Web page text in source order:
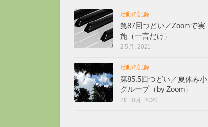
活動の記録
第87回つどい／Zoomで実
施（一言だけ）
2 5月, 2021
活動の記録
第85.5回つどい／夏休み小
グループ（by Zoom）
29 10月, 2020